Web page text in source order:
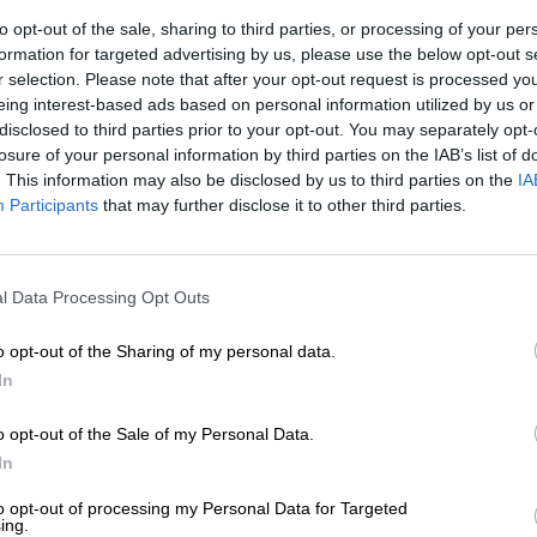
opt-out of the sale, sharing to third parties, or processing of your
for targeted advertising by us, please use the below opt-out
selection. Please note that after your opt-out request is processed
interest-based ads based on personal information utilized by us
to third parties prior to your opt-out. You may separately
of your personal information by third parties on the IAB’s list of
This information may also be disclosed by us to third parties on the
Participants that may further disclose it to other third parties.
Data Processing Opt Outs
opt-out of the Sharing of my personal data.
opt-out of the Sale of my Personal Data.
opt-out of processing my Personal Data for Targeted
simple acuerdo, y ha exigido planes
de uncalendario para el cumplimiento
en el aire. Por lo que las negociaciones con
a la financiación del oleoducto, y los
que primaba en la aprobación de los
der Leyen
provocando el temor de los países
rusos, como
fácil, algunos Estados miembro son
pero sencillamente tenemos que
la propuesta.